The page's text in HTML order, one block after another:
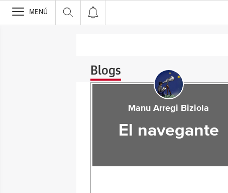
>
MENÚ
Blogs
Manu Arregi Biziola
El navegante